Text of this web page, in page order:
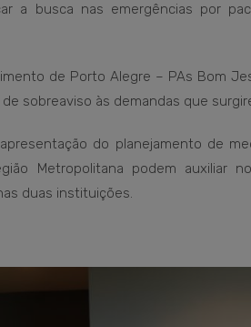
a busca nas emergências por
de Porto Alegre – PAs Bom
sobreaviso às demandas que
do planejamento de
Metropolitana podem auxiliar
duas instituições.